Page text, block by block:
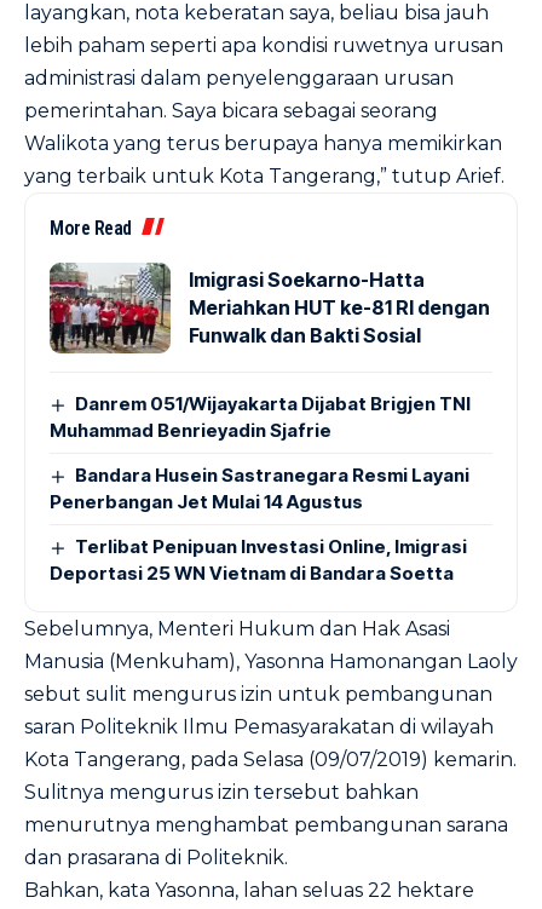
layangkan, nota keberatan saya, beliau bisa jauh
lebih paham seperti apa kondisi ruwetnya urusan
administrasi dalam penyelenggaraan urusan
pemerintahan. Saya bicara sebagai seorang
Walikota yang terus berupaya hanya memikirkan
yang terbaik untuk Kota Tangerang,” tutup Arief.
More Read
Imigrasi Soekarno-Hatta
Meriahkan HUT ke-81 RI dengan
Funwalk dan Bakti Sosial
Danrem 051/Wijayakarta Dijabat Brigjen TNI
Muhammad Benrieyadin Sjafrie
Bandara Husein Sastranegara Resmi Layani
Penerbangan Jet Mulai 14 Agustus
Terlibat Penipuan Investasi Online, Imigrasi
Deportasi 25 WN Vietnam di Bandara Soetta
Sebelumnya, Menteri Hukum dan Hak Asasi
Manusia (Menkuham), Yasonna Hamonangan Laoly
sebut sulit mengurus izin untuk pembangunan
saran Politeknik Ilmu Pemasyarakatan di wilayah
Kota Tangerang, pada Selasa (09/07/2019) kemarin.
Sulitnya mengurus izin tersebut bahkan
menurutnya menghambat pembangunan sarana
dan prasarana di Politeknik.
Bahkan, kata Yasonna, lahan seluas 22 hektare